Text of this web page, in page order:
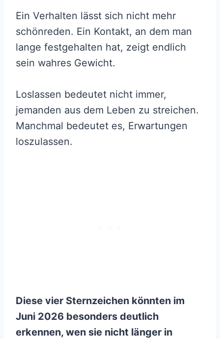
Ein Verhalten lässt sich nicht mehr
schönreden. Ein Kontakt, an dem man
lange festgehalten hat, zeigt endlich
sein wahres Gewicht.
Loslassen bedeutet nicht immer,
jemanden aus dem Leben zu streichen.
Manchmal bedeutet es, Erwartungen
loszulassen.
Diese vier Sternzeichen könnten im
Juni 2026 besonders deutlich
erkennen, wen sie nicht länger in